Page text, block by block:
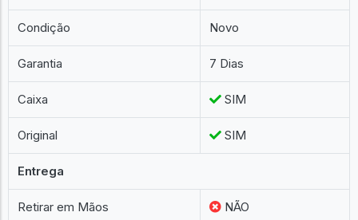
Condição Novo
Garantia 7 Dias
Caixa SIM
Original SIM
Entrega
Retirar em Mãos NÃO